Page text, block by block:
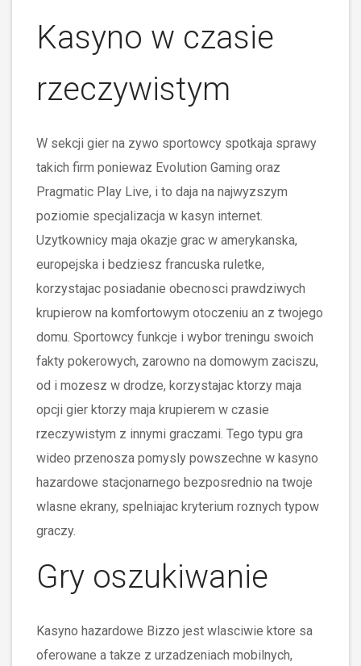
Kasyno w czasie
rzeczywistym
W sekcji gier na zywo sportowcy spotkaja sprawy
takich firm poniewaz Evolution Gaming oraz
Pragmatic Play Live, i to daja na najwyzszym
poziomie specjalizacja w kasyn internet.
Uzytkownicy maja okazje grac w amerykanska,
europejska i bedziesz francuska ruletke,
korzystajac posiadanie obecnosci prawdziwych
krupierow na komfortowym otoczeniu an z twojego
domu. Sportowcy funkcje i wybor treningu swoich
fakty pokerowych, zarowno na domowym zaciszu,
od i mozesz w drodze, korzystajac ktorzy maja
opcji gier ktorzy maja krupierem w czasie
rzeczywistym z innymi graczami. Tego typu gra
wideo przenosza pomysly powszechne w kasyno
hazardowe stacjonarnego bezposrednio na twoje
wlasne ekrany, spelniajac kryterium roznych typow
graczy.
Gry oszukiwanie
Kasyno hazardowe Bizzo jest wlasciwie ktore sa
oferowane a takze z urzadzeniach mobilnych,